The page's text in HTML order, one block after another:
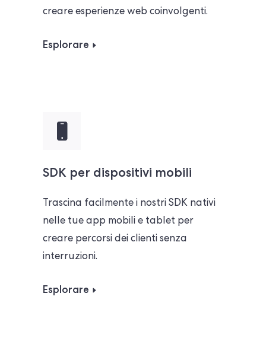
creare esperienze web coinvolgenti.
Esplorare
SDK per dispositivi mobili
Trascina facilmente i nostri SDK nativi
nelle tue app mobili e tablet per
creare percorsi dei clienti senza
interruzioni.
Esplorare